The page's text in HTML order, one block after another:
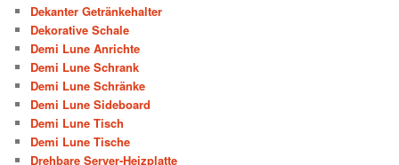
Dekanter Getränkehalter
Dekorative Schale
Demi Lune Anrichte
Demi Lune Schrank
Demi Lune Schränke
Demi Lune Sideboard
Demi Lune Tisch
Demi Lune Tische
Drehbare Server-Heizplatte